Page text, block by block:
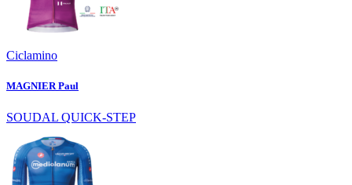
Ciclamino
MAGNIER Paul
SOUDAL QUICK-STEP